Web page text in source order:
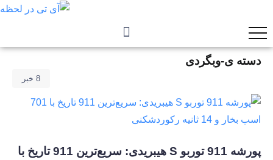
دسته ی-وبگردی
8 خبر
پورشه 911 توربو S هیبریدی: سریع‌ترین 911 تاریخ با